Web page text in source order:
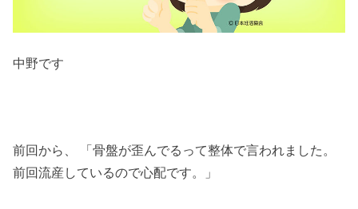
中野です
前回から、 「骨盤が歪んでるって整体で言われました。
前回流産しているので心配です。」